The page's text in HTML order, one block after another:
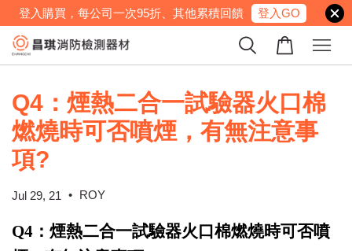
登入購買，每公司一次95折、其他累積回饋 登入GO
Q4：煙熱二合一試驗器火口棉
燃燒時可否噴煙，有無注意事
項?
Jul 29, 21 • ROY
Q4 ： 煙熱二合一試驗器火口棉燃燒時可否噴